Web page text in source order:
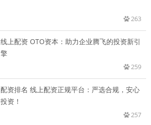
263
线上配资 OTO资本：助力企业腾飞的投资新引
擎
259
配资排名 线上配资正规平台：严选合规，安心
投资！
257